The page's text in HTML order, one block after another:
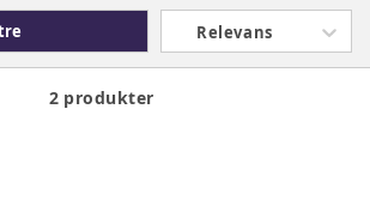
nok høre det, når han eller hun vågner. Se
herunder samt guide til valg af
Relevans
2 produkter